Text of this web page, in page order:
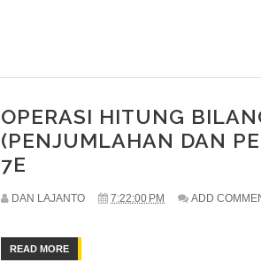
OPERASI HITUNG
(PENJUMLAHAN DAN
7E
DAN LAJANTO 7:22:00 PM ADD
READ MORE